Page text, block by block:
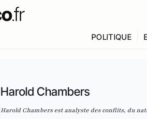
POLITIQUE
Harold Chambers
Harold Chambers est analyste des conflits, du